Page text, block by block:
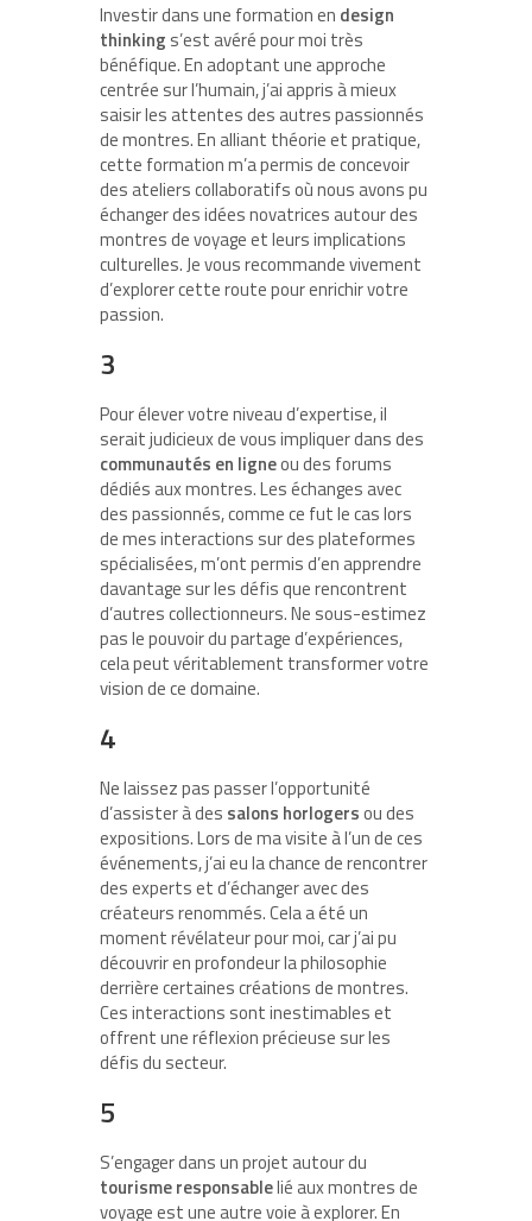
Investir dans une formation en design
thinking s’est avéré pour moi très
bénéfique. En adoptant une approche
centrée sur l’humain, j’ai appris à mieux
saisir les attentes des autres passionnés
de montres. En alliant théorie et pratique,
cette formation m’a permis de concevoir
des ateliers collaboratifs où nous avons pu
échanger des idées novatrices autour des
montres de voyage et leurs implications
culturelles. Je vous recommande vivement
d’explorer cette route pour enrichir votre
passion.
3
Pour élever votre niveau d’expertise, il
serait judicieux de vous impliquer dans des
communautés en ligneou des forums
dédiés aux montres. Les échanges avec
des passionnés, comme ce fut le cas lors
de mes interactions sur des plateformes
spécialisées, m’ont permis d’en apprendre
davantage sur les défis que rencontrent
d’autres collectionneurs. Ne sous-estimez
pas le pouvoir du partage d’expériences,
cela peut véritablement transformer votre
vision de ce domaine.
4
Ne laissez pas passer l’opportunité
d’assister à des salons horlogersou des
expositions. Lors de ma visite à l’un de ces
événements, j’ai eu la chance de rencontrer
des experts et d’échanger avec des
créateurs renommés. Cela a été un
moment révélateur pour moi, car j’ai pu
découvrir en profondeur la philosophie
derrière certaines créations de montres.
Ces interactions sont inestimables et
offrent une réflexion précieuse sur les
défis du secteur.
5
S’engager dans un projet autour du
tourisme responsablelié aux montres de
voyage est une autre voie à explorer. En